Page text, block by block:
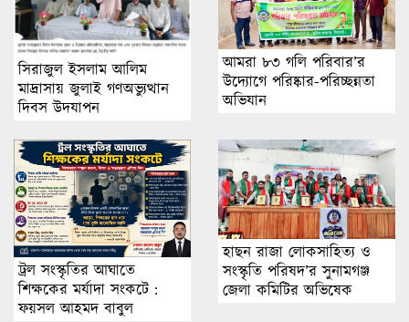
সিরাজুল ইসলাম আলিম
মাদ্রাসায় জুলাই গণঅভ্যুত্থান
দিবস উদযাপন
আমরা ৮৩ গলি পরিবার’র
উদ্যোগে পরিষ্কার-পরিচ্ছন্নতা
অভিযান
ট্রল সংস্কৃতির আঘাতে
শিক্ষকের মর্যাদা সংকটে :
ফয়সল আহমদ বাবুল
হাছন রাজা লোকসাহিত্য ও
সংস্কৃতি পরিষদ’র সুনামগঞ্জ
জেলা কমিটির অভিষেক